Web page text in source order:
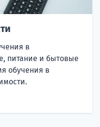
в
питание и бытовые
обучения в